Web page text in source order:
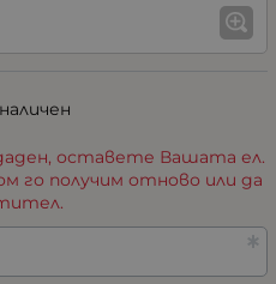
оставете Вашата ел.
го получим отново или да